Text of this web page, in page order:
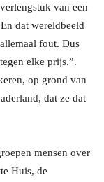
van een
dat wereldbeeld
fout. Dus
elke prijs.”.
op grond van
dat ze dat
mensen over
Huis, de